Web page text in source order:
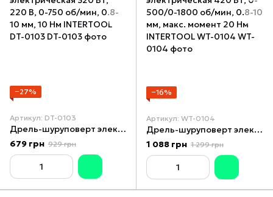
−27%
Артикул: DT-0103
Дрель-шуруповерт электрическая 320 Вт, 220 В, 0-750 об/мин, 0.8-10 мм, 10 Нм INTERTOOL DT-0103
679 грн 929 грн
−16%
Артикул: WT-0104
Дрель-шуруповерт электрическая 420 Вт, 0-500/0-1800 об/мин, 0.8-10 мм, макс. момент 20 Нм INTERTOOL WT-0104
1 088 грн 1 299 грн